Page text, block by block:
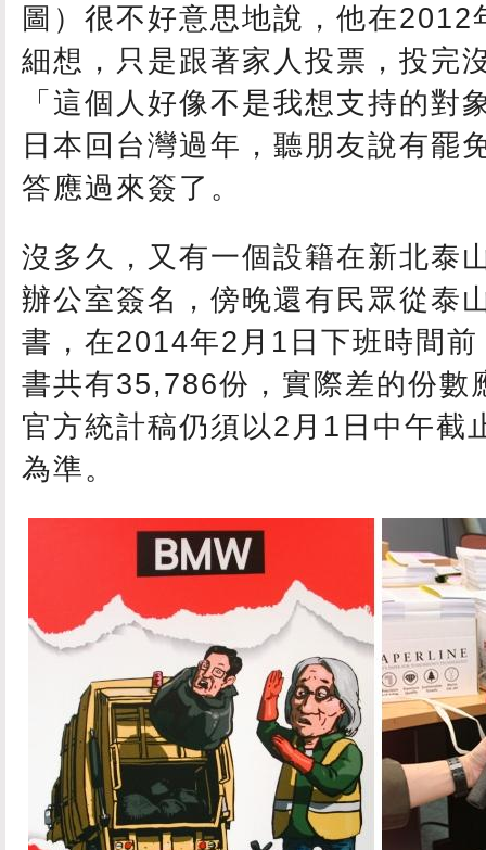
圖）很不好意思地說，他在2012
細想，只是跟著家人投票，投完
「這個人好像不是我想支持的對
日本回台灣過年，聽朋友說有罷
答應過來簽了。
沒多久，又有一個設籍在新北泰
辦公室簽名，傍晚還有民眾從泰
書，在2014年2月1日下班時間
書共有35,786份，實際差的份數
官方統計稿仍須以2月1日中午截
為準。